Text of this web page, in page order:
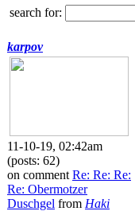
search for:
karpov
11-10-19, 02:42am
(posts: 62)
on comment Re: Re: Re:
Re: Obermotzer
Duschgel from Haki